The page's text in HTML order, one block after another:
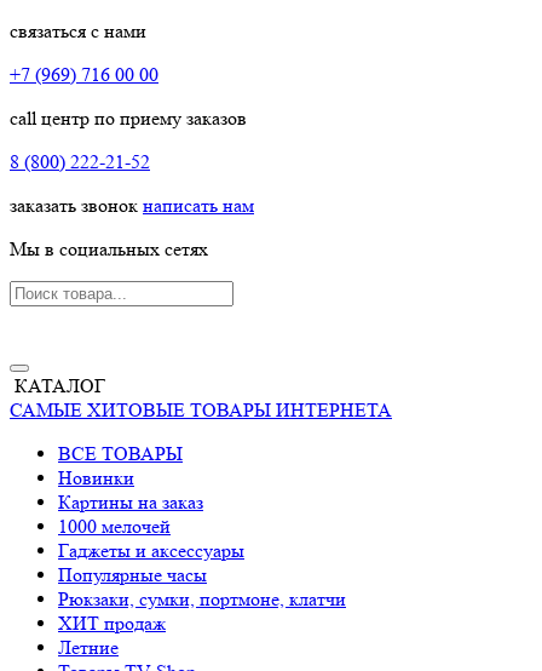
связаться с нами
+7 (969) 716 00 00
call центр по приему заказов
8 (800) 222-21-52
заказать звонок написать нам
Мы в социальных сетях
КАТАЛОГ
САМЫЕ ХИТОВЫЕ ТОВАРЫ ИНТЕРНЕТА
ВСЕ ТОВАРЫ
Новинки
Картины на заказ
1000 мелочей
Гаджеты и аксессуары
Популярные часы
Рюкзаки, сумки, портмоне, клатчи
ХИТ продаж
Летние